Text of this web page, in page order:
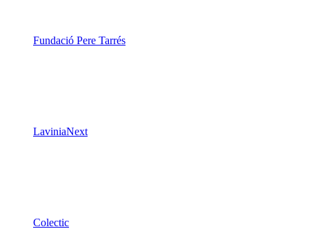
Fundació Pere Tarrés
LaviniaNext
Colectic